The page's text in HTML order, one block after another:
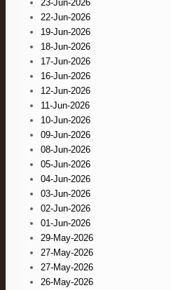
23-Jun-2026
22-Jun-2026
19-Jun-2026
18-Jun-2026
17-Jun-2026
16-Jun-2026
12-Jun-2026
11-Jun-2026
10-Jun-2026
09-Jun-2026
08-Jun-2026
05-Jun-2026
04-Jun-2026
03-Jun-2026
02-Jun-2026
01-Jun-2026
29-May-2026
27-May-2026
27-May-2026
26-May-2026